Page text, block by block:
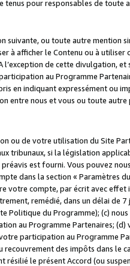
pour responsables de
ou toute autre mention
afficher le Contenu ou à utiliser
de cette divulgation,
au Programme
en indiquant expressément ou
entre nous et vous ou toute
ou de votre utilisation du Site
tribunaux, si la législation
est fourni. Vous pouvez
dans la section « Paramètres
compte, par écrit avec effet
remédié, dans un délai
du Programme); (c)
au Programme Partenaires;
participation au Programme
des impôts dans le
résilié le présent Accord (ou